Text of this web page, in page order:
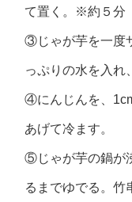
て置く。※約５分
③じゃが芋を一度
っぷりの水を入
④にんじんを、
あげて冷ます。
⑤じゃが芋の鍋が
るまでゆでる。竹